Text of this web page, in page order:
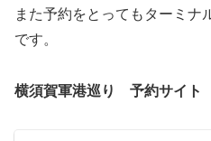
また予約をとってもターミナ
です。
横須賀軍港巡り 予約サイト